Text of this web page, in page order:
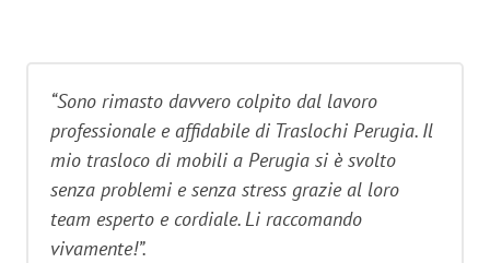
“Sono rimasto davvero colpito dal lavoro
professionale e affidabile di Traslochi Perugia. Il
mio trasloco di mobili a Perugia si è svolto
senza problemi e senza stress grazie al loro
team esperto e cordiale. Li raccomando
vivamente!”.